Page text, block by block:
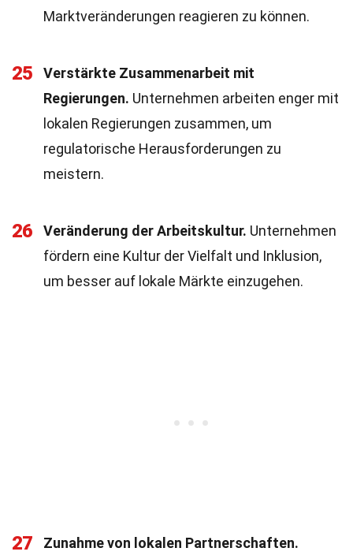
Marktveränderungen reagieren zu können.
25
Verstärkte Zusammenarbeit mit
Regierungen. Unternehmen arbeiten enger mit
lokalen Regierungen zusammen, um
regulatorische Herausforderungen zu
meistern.
26 Veränderung der Arbeitskultur. Unternehmen
fördern eine Kultur der Vielfalt und Inklusion,
um besser auf lokale Märkte einzugehen.
27
Zunahme von lokalen Partnerschaften.